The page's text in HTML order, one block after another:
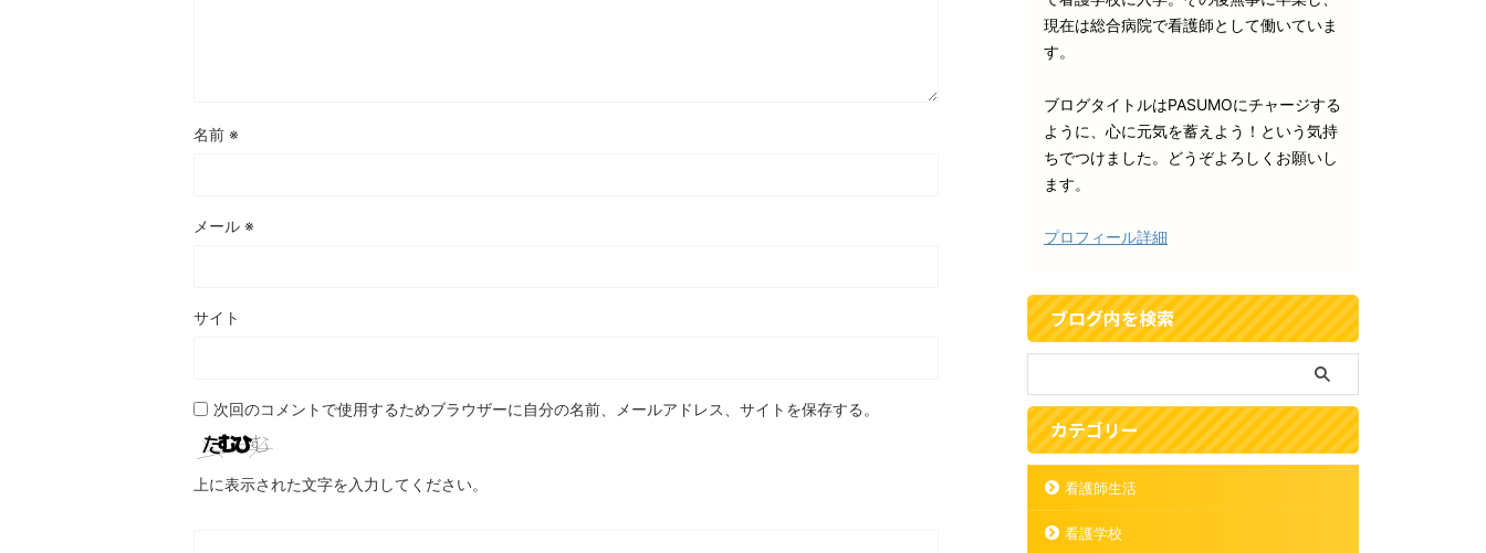
名前 ※
メール ※
サイト
次回のコメントで使用するためブラウザーに自分の名前、メールアドレス、サイトを保存する。
上に表示された文字を入力してください。
現在は総合病院で看護師として働いていま
す。
ブログタイトルはPASUMOにチャージする
ように、心に元気を蓄えよう！という気持
ちでつけました。どうぞよろしくお願いし
ます。
プロフィール詳細
ブログ内を検索
カテゴリー
看護師生活
看護学校